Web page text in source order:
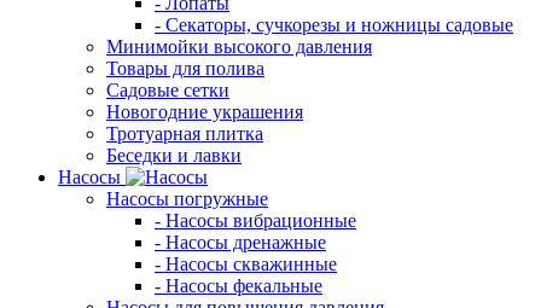
- Секаторы, сучкорезы и ножницы садовые
Минимойки высокого давления
Товары для полива
Садовые сетки
Новогодние украшения
Тротуарная плитка
Беседки и лавки
Насосы
Насосы погружные
- Насосы вибрационные
- Насосы дренажные
- Насосы скважинные
- Насосы фекальные